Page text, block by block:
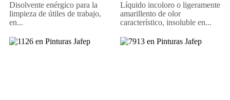
Disolvente enérgico para la
limpieza de útiles de trabajo,
en...
Líquido incoloro o ligeramente
amarillento de olor
característico, insoluble en...